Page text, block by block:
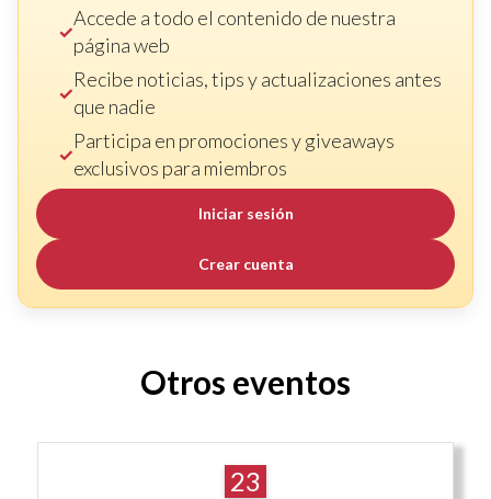
Accede a todo el contenido de nuestra
página web
Recibe noticias, tips y actualizaciones antes
que nadie
Participa en promociones y giveaways
exclusivos para miembros
Iniciar sesión
Crear cuenta
Otros eventos
23